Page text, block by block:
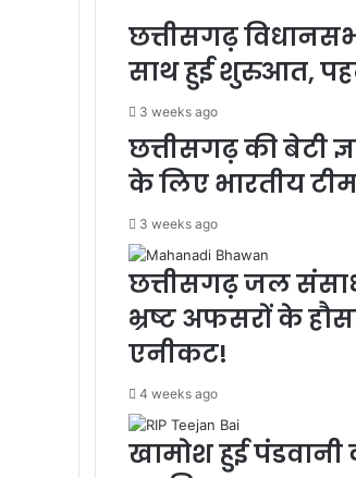
छत्तीसगढ़
साथ हुई शुरुआत,
3 weeks ago
छत्तीसगढ़ की बेटी
के लिए भारतीय
3 weeks ago
छत्तीसगढ़ जल
भ्रष्ट अफसरों के
एनीकट!
4 weeks ago
खामोश हुई